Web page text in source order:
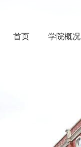
首页 学院概况